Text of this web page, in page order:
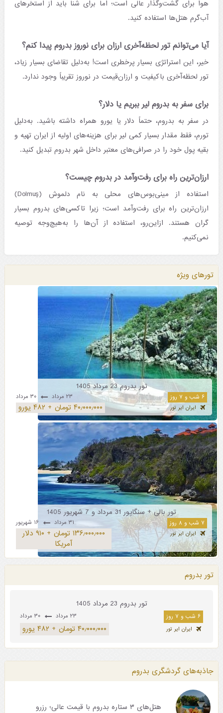
هوا برای گشت‌وگذار عالی است؛ اما برای شنا باید از استخرهای
آب‌گرم هتل‌ها استفاده کنید.
آیا می‌توانم تور لحظه‌آخری ارزان برای نوروز بدروم پیدا کنم؟
خیر، این استراتژی بسیار پرخطری است! به‌دلیل تقاضای بسیار زیاد،
تور لحظه‌آخری باکیفیت و ارزان‌قیمت در نوروز تقریباً وجود ندارد.
برای سفر به بدروم لیر ببریم یا دلار؟
در سفر به بدروم، حتماً دلار یا یورو همراه داشته باشید. به‌دلیل
تورم، فقط مقدار بسیار کمی لیر برای هزینه‌های اولیه از ایران تهیه و
بقیه پول خود را در صرافی‌های معتبر داخل شهر بدروم تبدیل کنید.
ارزان‌ترین راه برای رفت‌وآمد در بدروم چیست؟
استفاده از مینی‌بوس‌های محلی به نام دلموش (Dolmuş)
ارزان‌ترین راه برای رفت‌وآمد است؛ زیرا تاکسی‌های بدروم بسیار
گران هستند. ازاین‌رو، استفاده از آن‌ها را به‌هیچ‌وجه توصیه
نمی‌کنیم.
تورهای ویژه
تور بدروم 23 مرداد 1405
۶ شب و ۷ روز ۲۳ مرداد ۳۰ مرداد
ایران ایر تور ۴۰٫۰۰۰٫۰۰۰ تومان + ۴۸۲ یورو
تور بالی + سنگاپور 31 مرداد و 7 شهریور 1405
۷ شب و ۸ روز ۳۱ مرداد ۱۶ شهریور
ایران ایر تور
۱۳۶٫۰۰۰٫۰۰۰ تومان + ۹۱۰ دلار
آمریکا
تور بدروم
تور بدروم 23 مرداد 1405
۶ شب و ۷ روز ۲۳ مرداد ۳۰ مرداد
ایران ایر تور ۴۰٫۰۰۰٫۰۰۰ تومان + ۴۸۲ یورو
جاذبه‌های گردشگری بدروم
هتل‌های ۳ ستاره بدروم با قیمت عالی؛ رزرو